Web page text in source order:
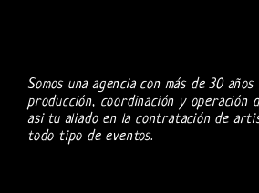
Somos una agencia con más de 30
producción, coordinación y operación
asi tu aliado en la contratación de
todo tipo de eventos.